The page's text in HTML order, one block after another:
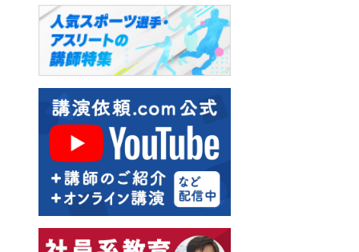
板垣英憲
横田雅俊
大谷由里子
西川りゅうじん
和田裕美